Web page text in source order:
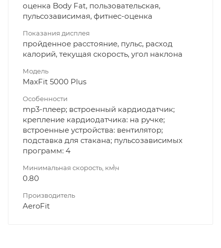
оценка Body Fat, пользовательская,
пульсозависимая, фитнес-оценка
Показания дисплея
пройденное расстояние, пульс, расход
калорий, текущая скорость, угол наклона
Модель
MaxFit 5000 Plus
Особенности
mp3-плеер; встроенный кардиодатчик;
крепление кардиодатчика: на ручке;
встроенные устройства: вентилятор;
подставка для стакана; пульсозависимых
программ: 4
Минимальная скорость, км\ч
0.80
Производитель
AeroFit